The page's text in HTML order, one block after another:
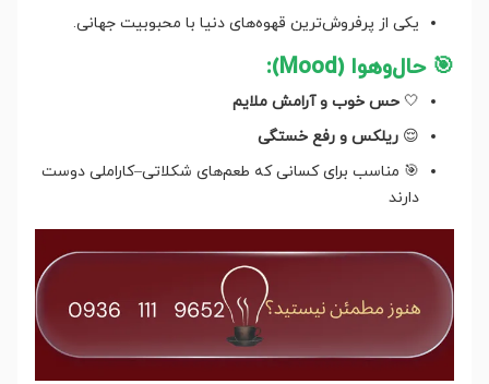
یکی از پرفروش‌ترین قهوه‌های دنیا با محبوبیت جهانی.
🎯 حال‌و‌هوا (Mood):
🤍 حس خوب و آرامش ملایم
😌 ریلکس و رفع خستگی
🎯 مناسب برای کسانی که طعم‌های شکلاتی–کاراملی دوست
دارند